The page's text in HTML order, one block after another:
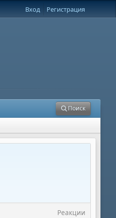
Вход Регистрация
Поиск
Реакции